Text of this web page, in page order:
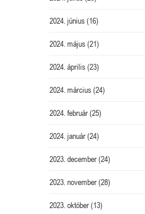
2024. június(16)
2024. május(21)
2024. április(23)
2024. március(24)
2024. február(25)
2024. január(24)
2023. december(24)
2023. november(28)
2023. október(13)